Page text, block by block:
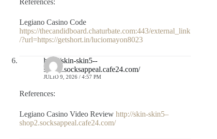
References:
Legiano Casino Code
https://thecandidboard.chaturbate.com:443/external_link
/?url=https://getshort.in/luciomayon8023
http://skin-skin5--
shop2.socksappeal.cafe24.com/
JULIO 9, 2026 / 4:57 PM
References:
Legiano Casino Video Review http://skin-skin5–
shop2.socksappeal.cafe24.com/